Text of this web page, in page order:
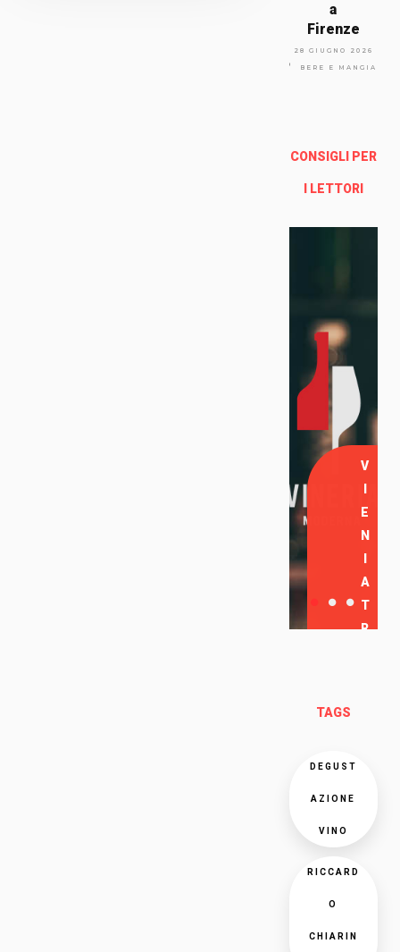
a
Firenze
28 GIUGNO 2026
BERE E MANGIARE
CONSIGLI PER
I LETTORI
Via
Arno
nze
Enoteca Online e al dettaglio
V
E
N
A
T
R
TAGS
DEGUST
AZIONE
VINO
RICCARD
O
CHIARIN